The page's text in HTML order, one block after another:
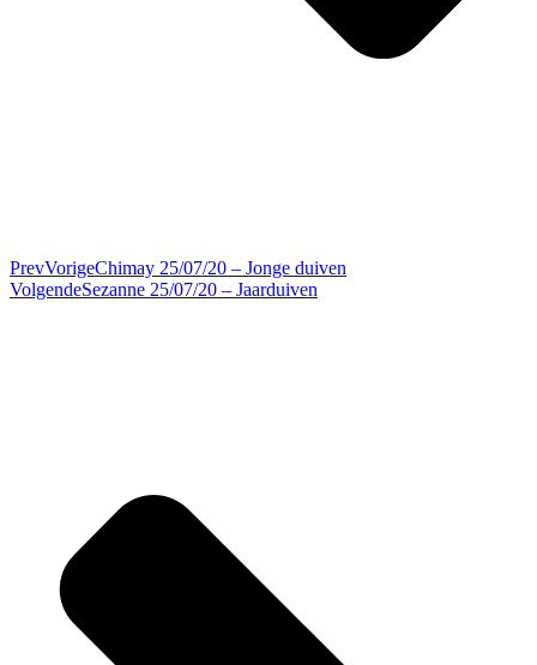
PrevVorigeChimay 25/07/20 – Jonge duiven
VolgendeSezanne 25/07/20 – Jaarduiven